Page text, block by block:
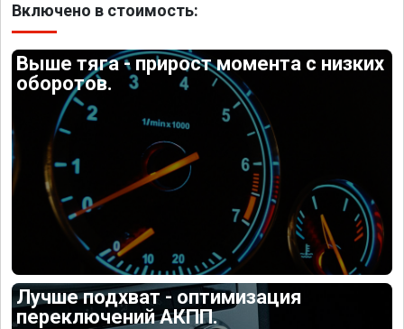
Включено в стоимость:
Выше тяга - прирост момента с низких
оборотов.
Лучше подхват - оптимизация
переключений АКПП.